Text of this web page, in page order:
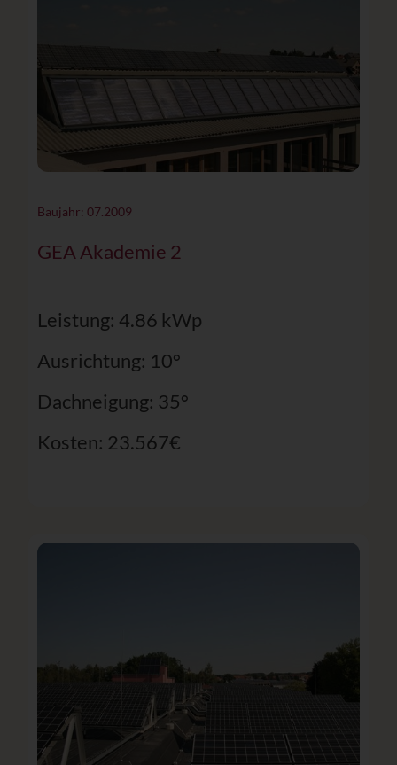
Baujahr: 07.2009
GEA Akademie 2
Leistung: 4.86 kWp
Ausrichtung: 10°
Dachneigung: 35°
Kosten: 23.567€